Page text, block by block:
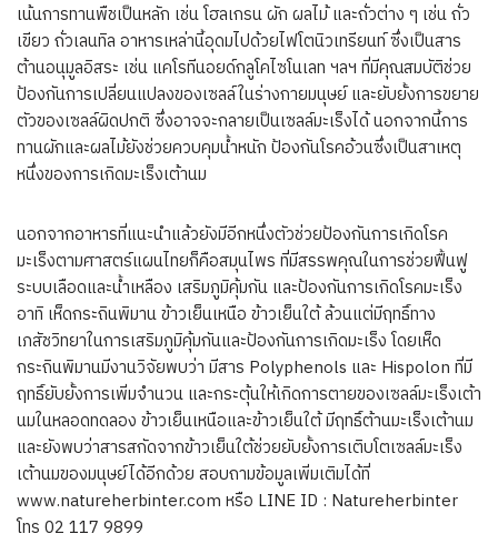
เน้นการทานพืชเป็นหลัก เช่น โฮลเกรน ผัก ผลไม้ และถั่วต่าง ๆ เช่น ถั่ว
เขียว ถั่วเลนทิล อาหารเหล่านี้อุดมไปด้วยไฟโตนิวเทรียนท์ ซึ่งเป็นสาร
ต้านอนุมูลอิสระ เช่น แคโรทีนอยด์กลูโคไซโนเลท ฯลฯ ที่มีคุณสมบัติช่วย
ป้องกันการเปลี่ยนแปลงของเซลล์ในร่างกายมนุษย์ และยับยั้งการขยาย
ตัวของเซลล์ผิดปกติ ซึ่งอาจจะกลายเป็นเซลล์มะเร็งได้ นอกจากนี้การ
ทานผักและผลไม้ยังช่วยควบคุมน้ำหนัก ป้องกันโรคอ้วนซึ่งเป็นสาเหตุ
หนึ่งของการเกิดมะเร็งเต้านม
นอกจากอาหารที่แนะนำแล้วยังมีอีกหนึ่งตัวช่วยป้องกันการเกิดโรค
มะเร็งตามศาสตร์แผนไทยก็คือสมุนไพร ที่มีสรรพคุณในการช่วยฟื้นฟู
ระบบเลือดและน้ำเหลือง เสริมภูมิคุ้มกัน และป้องกันการเกิดโรคมะเร็ง
อาทิ เห็ดกระถินพิมาน ข้าวเย็นเหนือ ข้าวเย็นใต้ ล้วนแต่มีฤทธิ์ทาง
เภสัชวิทยาในการเสริมภูมิคุ้มกันและป้องกันการเกิดมะเร็ง โดยเห็ด
กระถินพิมานมีงานวิจัยพบว่า มีสาร Polyphenols และ Hispolon ที่มี
ฤทธิ์ยับยั้งการเพิ่มจำนวน และกระตุ้นให้เกิดการตายของเซลล์มะเร็งเต้า
นมในหลอดทดลอง ข้าวเย็นเหนือและข้าวเย็นใต้ มีฤทธิ์ต้านมะเร็งเต้านม
และยังพบว่าสารสกัดจากข้าวเย็นใต้ช่วยยับยั้งการเติบโตเซลล์มะเร็ง
เต้านมของมนุษย์ได้อีกด้วย สอบถามข้อมูลเพิ่มเติมได้ที่
www.natureherbinter.com หรือ LINE ID : Natureherbinter
โทร 02 117 9899